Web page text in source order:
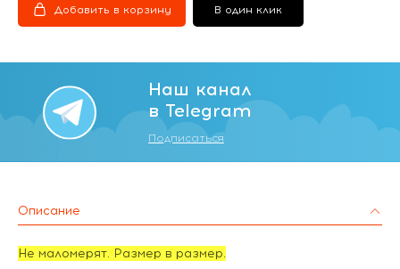
Добавить в корзину В один клик
Наш канал
в Telegram
Подписаться
Описание
Не маломерят. Размер в размер.